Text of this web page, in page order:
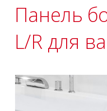
Панель
L/R для